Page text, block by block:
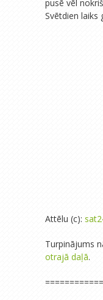
pusē vēl
Svētdien laiks
Attēlu (c):
Turpinājums
otrajā daļā.